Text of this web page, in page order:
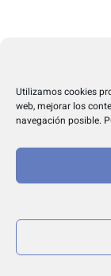
Utilizamos cookies
web, mejorar los
navegación posible.